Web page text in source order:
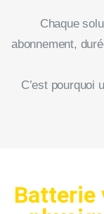
Chaque
abonnement,
C’est pourquoi
Batterie